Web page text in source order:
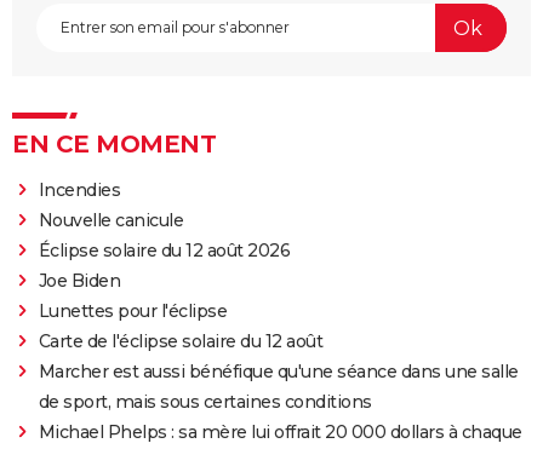
EN CE MOMENT
Incendies
Nouvelle canicule
Éclipse solaire du 12 août 2026
Joe Biden
Lunettes pour l'éclipse
Carte de l'éclipse solaire du 12 août
Marcher est aussi bénéfique qu'une séance dans une salle
de sport, mais sous certaines conditions
Michael Phelps : sa mère lui offrait 20 000 dollars à chaque